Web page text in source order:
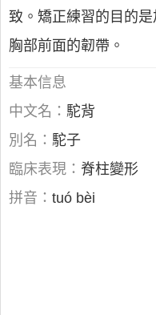
致。矯正練習的目的
胸部前面的韌帶。
基本信息
中文名： 駝背
別名： 駝子
臨床表現： 脊柱變形
拼音： tuó bèi